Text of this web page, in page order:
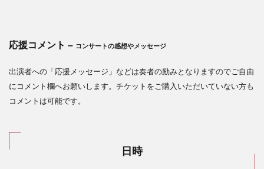
応援コメント – コンサートの感想やメッセージ
出演者への「応援メッセージ」などは奏者の励みとなりますのでご自由
にコメント欄へお願いします。 チケットをご購入いただいていない方も
コメントは可能です。
日時